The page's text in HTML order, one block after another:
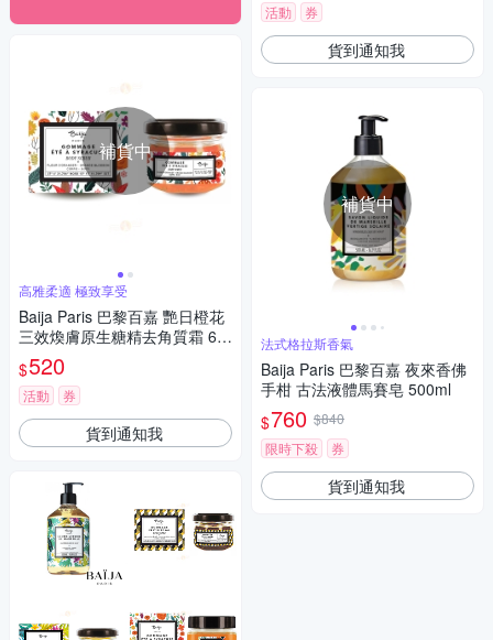
補貨中
高雅柔適 極致享受
Baija Paris 巴黎百嘉 艷日橙花
三效煥膚原生糖精去角質霜 60
ml
$520
活動 券
貨到通知我
活動 券
貨到通知我
補貨中
法式格拉斯香氣
Baija Paris 巴黎百嘉 夜來香佛
手柑 古法液體馬賽皂 500ml
$760 $840
限時下殺
券
貨到通知我